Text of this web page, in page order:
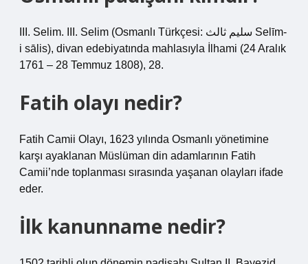
III. Selim. III. Selim (Osmanlı Türkçesi: سليم ثالث Selīm-
i sālis), divan edebiyatında mahlasıyla İlhami (24 Aralık
1761 – 28 Temmuz 1808), 28.
Fatih olayı nedir?
Fatih Camii Olayı, 1623 yılında Osmanlı yönetimine
karşı ayaklanan Müslüman din adamlarının Fatih
Camii’nde toplanması sırasında yaşanan olayları ifade
eder.
İlk kanunname nedir?